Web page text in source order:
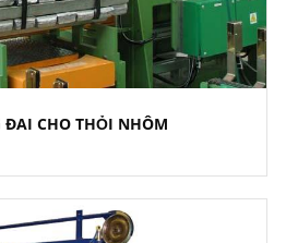
ĐAI CHO THỎI NHÔM